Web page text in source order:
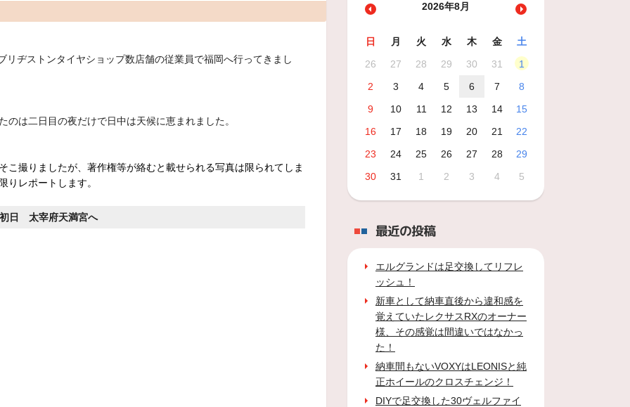
ヂストンタイヤショップ数店舗の従業員で福岡へ行ってきまし
は二日目の夜だけで日中は天候に恵まれました。
こ撮りましたが、著作権等が絡むと載せられる写真は限られてしま
りレポートします。
初日 太宰府天満宮へ
2026年8月
日 月 火 水 木 金
土
26
27 28 29 30 31
1
2
3 4 5 6 7
8
9
10 11 12 13 14
15
16
17 18 19 20 21
22
23
24 25 26 27 28
29
30
31 1 2 3 4 5
最近の投稿
エルグランドは足交換してリフレ
ッシュ！
新車として納車直後から違和感を
覚えていたレクサスRXのオーナー
様、その感覚は間違いではなかっ
た！
納車間もないVOXYはLEONISと純
正ホイールのクロスチェンジ！
DIYで足交換した30ヴェルファイ